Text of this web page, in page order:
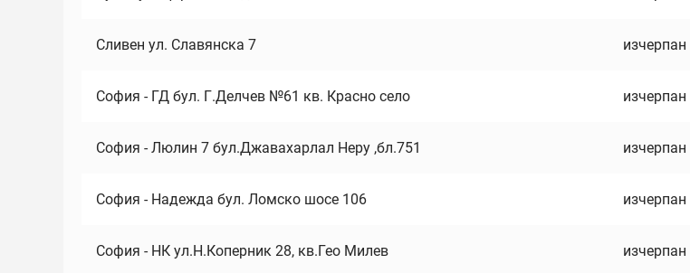
Сливен ул. Славянска 7 изчерпан
София - ГД бул. Г.Делчев №61 кв. Красно село изчерпан
София - Люлин 7 бул.Джавахарлал Неру ,бл.751 изчерпан
София - Надежда бул. Ломско шосе 106 изчерпан
София - НК ул.Н.Коперник 28, кв.Гео Милев изчерпан